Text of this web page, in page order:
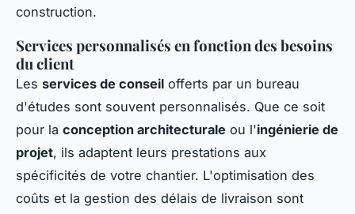
construction.
Services personnalisés en fonction des besoins
du client
Les services de conseil offerts par un bureau
d'études sont souvent personnalisés. Que ce soit
pour la conception architecturale ou l'ingénierie de
projet, ils adaptent leurs prestations aux
spécificités de votre chantier. L'optimisation des
coûts et la gestion des délais de livraison sont